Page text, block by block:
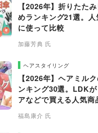
【2026年】折りたた
めランキング21選。
に使って比較
加藤芳典 氏
ヘアスタイリング
【2026年】ヘアミル
ンキング30選。LDK
アなどで買える人気商
福島康介 氏